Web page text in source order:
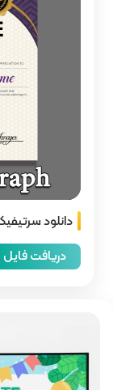
دانلود
دریافت فایل